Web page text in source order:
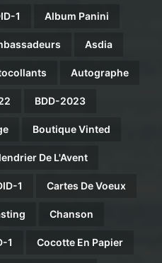
1 Album Panini
Asdia
Autographe
BDD-2023
Boutique Vinted
De L'Avent
1 Cartes De Voeux
Chanson
1 Cocotte En Papier